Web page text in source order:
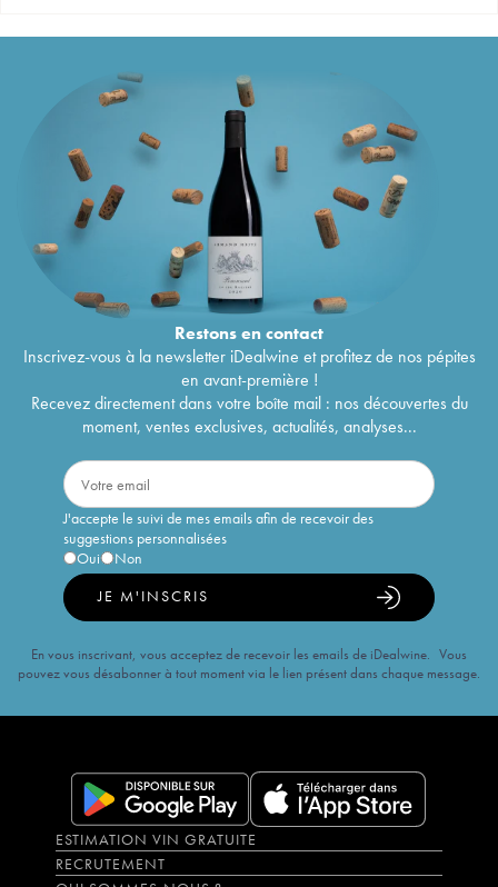
Restons encontact
Inscrivez-vous à la newsletter iDealwine et profitez de nos pépites
en avant-première !
Recevez directement dans votre boîte mail : nos découvertes du
moment, ventes exclusives, actualités, analyses...
J'accepte le suivi de mes emails afin de recevoir des
suggestions personnalisées
Oui
Non
JE M'INSCRIS
En vous inscrivant, vous acceptez de recevoir les emails de iDealwine. Vous
pouvez vous désabonner à tout moment via le lien présent dans chaque message.
ESTIMATION VIN GRATUITE
RECRUTEMENT